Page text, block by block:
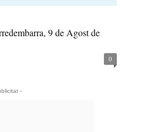
9 de Agost de
0
-